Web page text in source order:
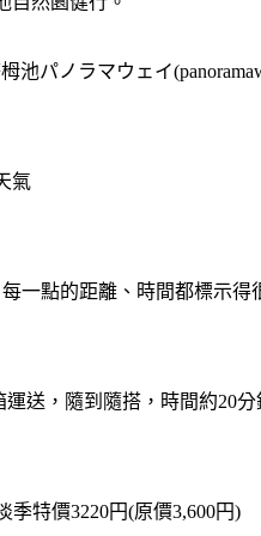
池パノラマウェイ
氣
一點的距離、時間都標示得
送，隨到隨搭，時間約20分
特價3220円(原價3,600円)